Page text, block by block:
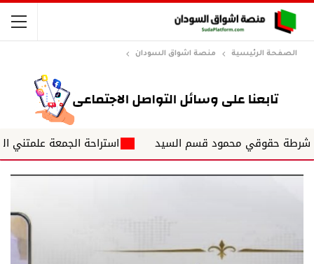
الصفحة الرئيسية منصة اشواق السودان
محمود قسم السيد استراحة الجمعة علمتني الحياة ✍️ د.